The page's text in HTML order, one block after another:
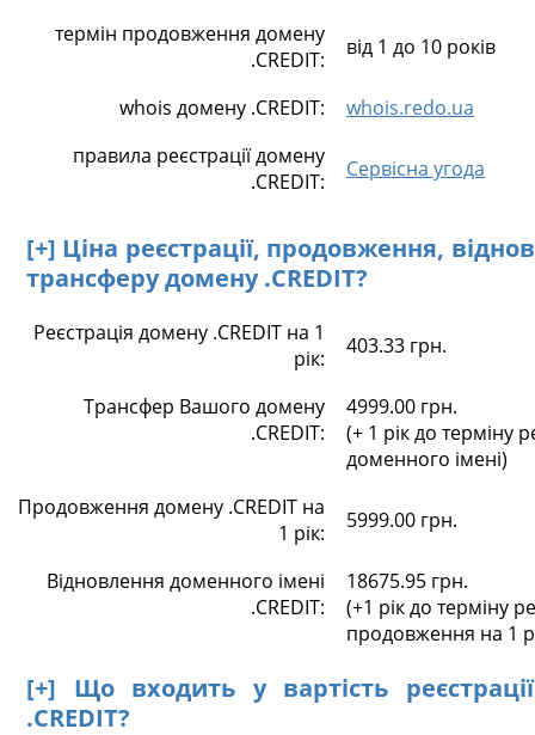
термін продовження домену
.CREDIT:
від 1 до 10 років
whois домену .CREDIT:
whois.redo.ua
правила реєстрації домену
.CREDIT:
Сервісна угода
[+] Ціна реєстрації, продовження,
трансферу домену .CREDIT?
Реєстрація домену .CREDIT на 1
рік:
403.33 грн.
Трансфер Вашого домену
.CREDIT:
4999.00 грн.
(+ 1 рік до терміну
доменного імені)
Продовження домену .CREDIT на
1 рік:
5999.00 грн.
Відновлення доменного імені
.CREDIT:
18675.95 грн.
(+1 рік до терміну
продовження на 1
[+] Що входить у вартість
.CREDIT?